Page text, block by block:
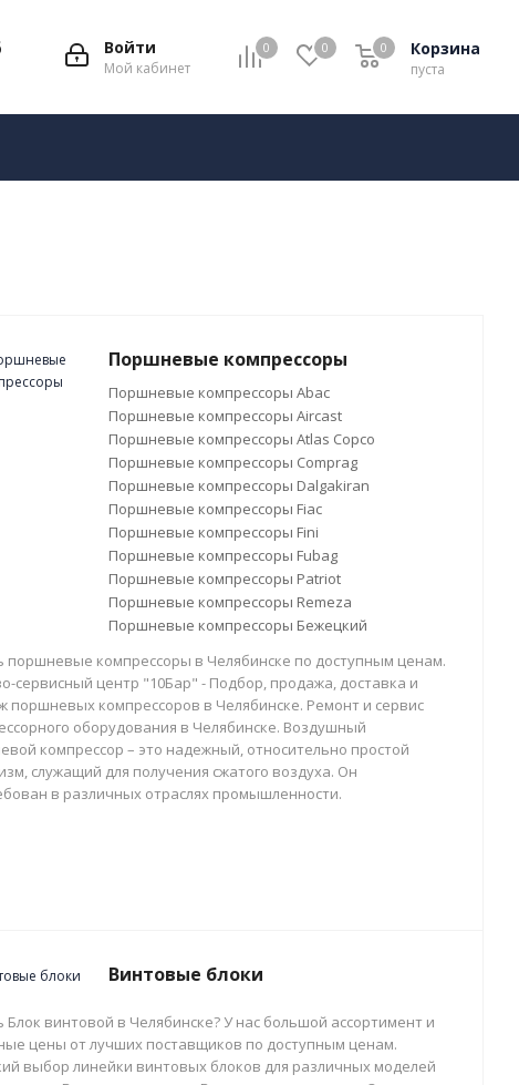
0 0 Корзина
пуста
0
Войти
Мой кабинет
Поршневые компрессоры
Поршневые компрессоры Abac
Поршневые компрессоры Aircast
Поршневые компрессоры Atlas Copco
Поршневые компрессоры Comprag
Поршневые компрессоры Dalgakiran
Поршневые компрессоры Fiac
Поршневые компрессоры Fini
Поршневые компрессоры Fubag
Поршневые компрессоры Patriot
Поршневые компрессоры Remeza
Поршневые компрессоры Бежецкий
поршневые компрессоры в Челябинске по доступным ценам.
сервисный центр "10Бар" - Подбор, продажа, доставка и
поршневых компрессоров в Челябинске. Ремонт и сервис
оборудования в Челябинске. Воздушный
компрессор – это надежный, относительно простой
служащий для получения сжатого воздуха. Он
в различных отраслях промышленности.
Винтовые блоки
Блок винтовой в Челябинске? У нас большой ассортимент и
цены от лучших поставщиков по доступным ценам.
выбор линейки винтовых блоков для различных моделей